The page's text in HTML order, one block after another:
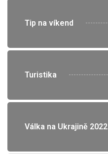
Tip na víkend
Turistika
Válka na Ukrajině 2022